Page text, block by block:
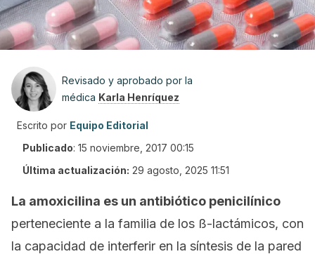
Revisado y aprobado por la
médica Karla Henríquez
Escrito por Equipo Editorial
Publicado: 15 noviembre, 2017 00:15
Última actualización: 29 agosto, 2025 11:51
La amoxicilina es un antibiótico penicilínico
perteneciente a la familia de los ß-lactámicos, con
la capacidad de interferir en la síntesis de la pared